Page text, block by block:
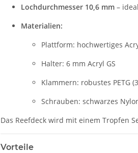
Lochdurchmesser 10,6 mm –
Materialien:
Plattform: hochwertiges
Halter: 6 mm Acryl GS
Klammern: robustes PETG
Schrauben: schwarzes
Das Reefdeck wird mit einem Tropfen
Vorteile